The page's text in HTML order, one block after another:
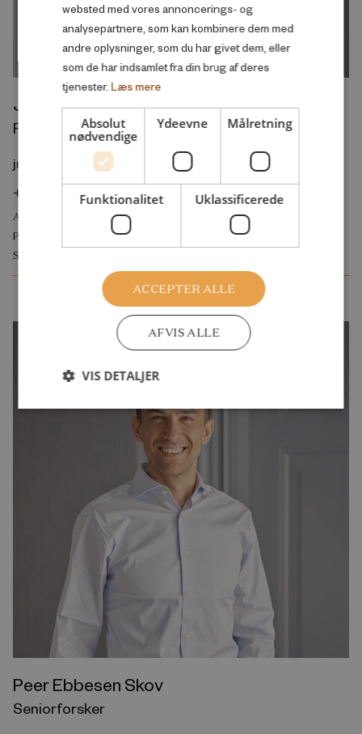
Jan Rose Skaksen
Forskningschef, Produktivitet og Velstand
jrs@rff.dk
+45 29 24 64 19
ARBEJDSMARKED OG BESKÆFTIGELSE
PRODUKTIVITET OG VELSTAND
SKOLE OG UDDANNELSE
Peer Ebbesen Skov
Seniorforsker
websted med vores annoncerings- og
analysepartnere, som kan kombinere dem med
andre oplysninger, som du har givet dem, eller
som de har indsamlet fra din brug af deres
tjenester. Læs mere
Absolut
nødvendige
Ydeevne Målretning
Funktionalitet Uklassificerede
ACCEPTER ALLE
AFVIS ALLE
VIS DETALJER